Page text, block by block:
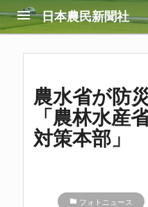
menu 日本農民新聞社
農水省が防
「農林水産
対策本部」
folder フォトニュース